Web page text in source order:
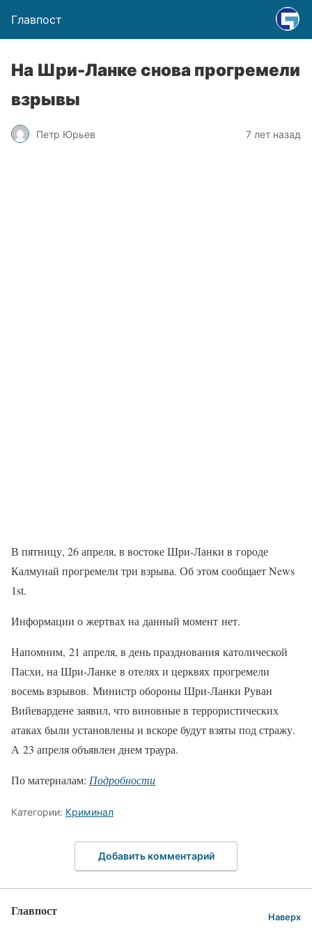
Главпост
На Шри-Ланке снова прогремели
взрывы
Петр Юрьев 7 лет назад
В пятницу, 26 апреля, в востоке Шри-Ланки в городе
Калмунай прогремели три взрыва. Об этом сообщает News
1st.
Информации о жертвах на данный момент нет.
Напомним, 21 апреля, в день празднования католической
Пасхи, на Шри-Ланке в отелях и церквях прогремели
восемь взрывов. Министр обороны Шри-Ланки Руван
Вийевардене заявил, что виновные в террористических
атаках были установлены и вскоре будут взяты под стражу.
А 23 апреля объявлен днем траура.
По материалам: Подробности
Категории: Криминал
Добавить комментарий
Главпост Наверх